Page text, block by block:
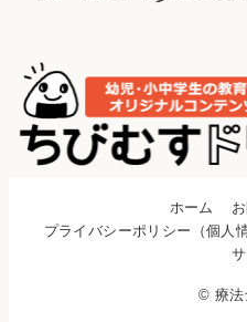
ホーム
プライバシーポリシー（個人
© 療法